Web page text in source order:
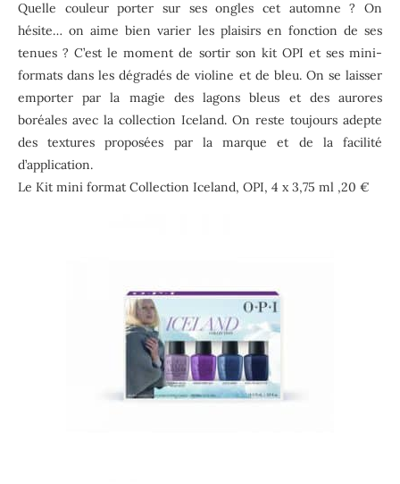
Quelle couleur porter sur ses ongles cet automne ? On
hésite… on aime bien varier les plaisirs en fonction de ses
tenues ? C’est le moment de sortir son kit OPI et ses mini-
formats dans les dégradés de violine et de bleu. On se laisser
emporter par la magie des lagons bleus et des aurores
boréales avec la collection Iceland. On reste toujours adepte
des textures proposées par la marque et de la facilité
d’application.
Le Kit mini format Collection Iceland, OPI, 4 x 3,75 ml ,20 €